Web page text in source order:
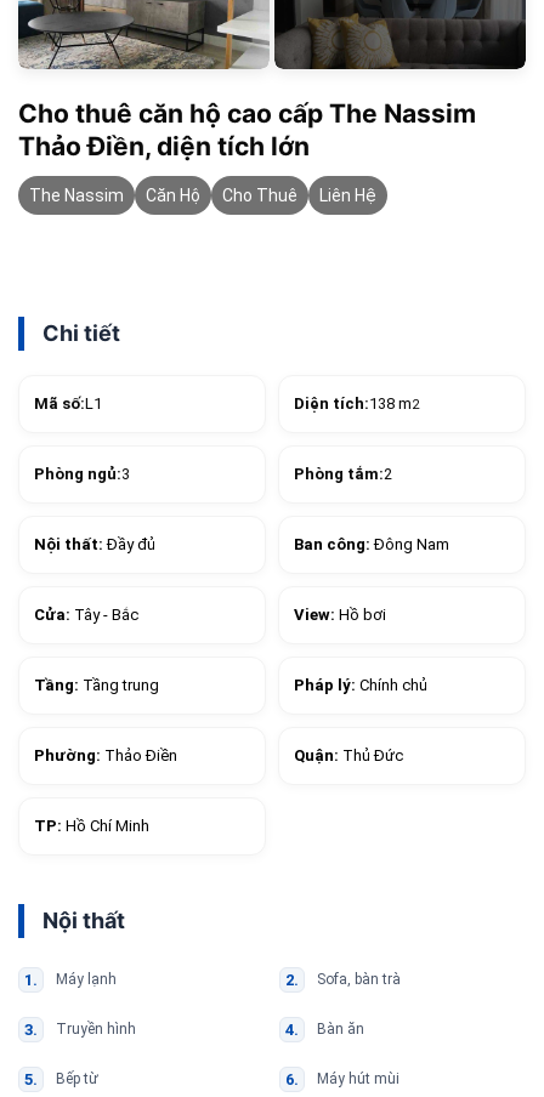
Cho thuê căn hộ cao cấp The Nassim
Thảo Điền, diện tích lớn
The Nassim Căn Hộ Cho Thuê Liên Hệ
Chi tiết
Mã số:L1 Diện tích:138 m2
Phòng ngủ:3 Phòng tắm:2
Nội thất:Đầy đủ Ban công:Đông Nam
Cửa: Tây - Bắc View: Hồ bơi
Tầng: Tầng trung Pháp lý: Chính chủ
Phường: Thảo Điền Quận: Thủ Đức
TP: Hồ Chí Minh
Nội thất
Máy lạnh Sofa, bàn trà
Truyền hình Bàn ăn
Bếp từ Máy hút mùi